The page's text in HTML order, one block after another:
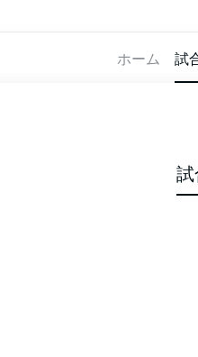
ホーム 試
スターティ
金,